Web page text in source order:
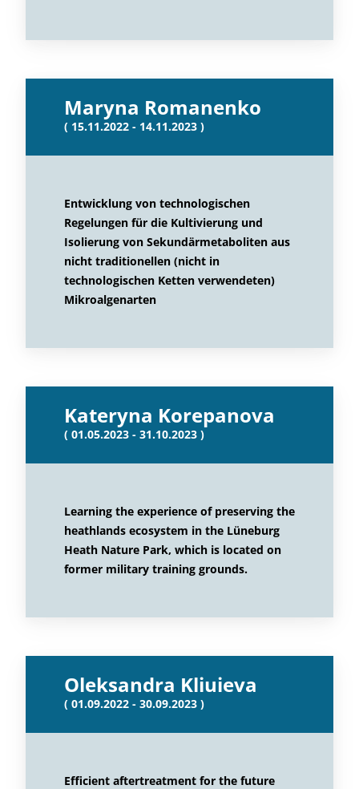
Maryna Romanenko
( 15.11.2022 - 14.11.2023 )
Entwicklung von technologischen
Regelungen für die Kultivierung und
Isolierung von Sekundärmetaboliten aus
nicht traditionellen (nicht in
technologischen Ketten verwendeten)
Mikroalgenarten
Kateryna Korepanova
( 01.05.2023 - 31.10.2023 )
Learning the experience of preserving the
heathlands ecosystem in the Lüneburg
Heath Nature Park, which is located on
former military training grounds.
Oleksandra Kliuieva
( 01.09.2022 - 30.09.2023 )
Efficient aftertreatment for the future